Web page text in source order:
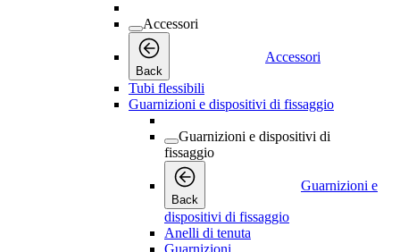
Accessori
Back
Accessori
Tubi flessibili
Guarnizioni e dispositivi di fissaggio
Guarnizioni e dispositivi di
fissaggio
Back
Guarnizioni e
dispositivi di fissaggio
Anelli di tenuta
Guarnizioni